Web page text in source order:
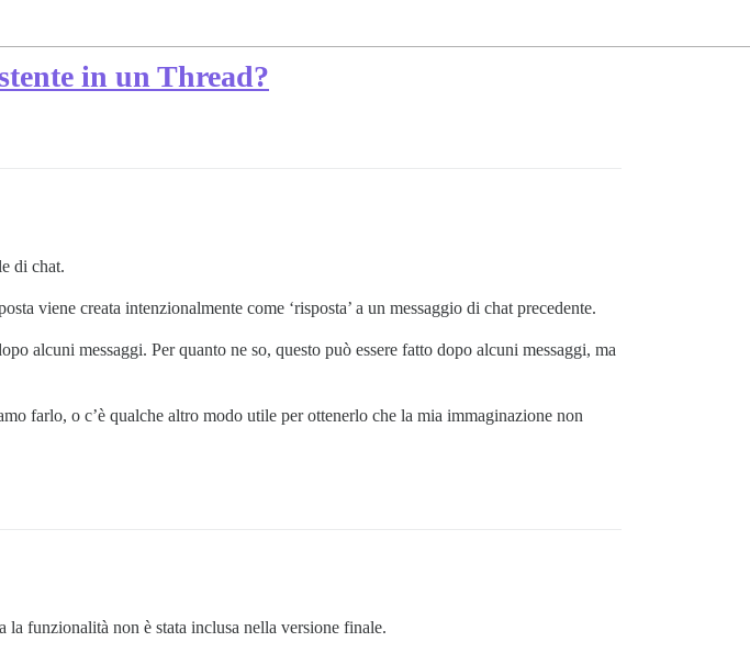
in un Thread?
di chat.
viene creata intenzionalmente come ‘risposta’ a un messaggio di chat precedente.
alcuni messaggi. Per quanto ne so, questo può essere fatto dopo alcuni messaggi, ma
farlo, o c’è qualche altro modo utile per ottenerlo che la mia immaginazione non
la funzionalità non è stata inclusa nella versione finale.